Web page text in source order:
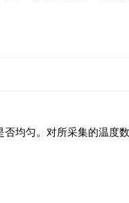
均匀。对所采集的温度